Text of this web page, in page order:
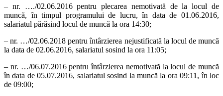
– nr. …./02.06.2016 pentru plecarea nemotivată de la locul de
muncă, în timpul programului de lucru, în data de 01.06.2016,
salariatul părăsind locul de muncă la ora 14:30;
– nr. …/02.06.2018 pentru întârzierea nejustificată la locul de muncă
la data de 02.06.2016, salariatul sosind la ora 11:05;
– nr. …/06.07.2016 pentru întârzierea nemotivată la locul de muncă
în data de 05.07.2016, salariatul sosind la muncă la ora 09:11, în loc
de 09:00;